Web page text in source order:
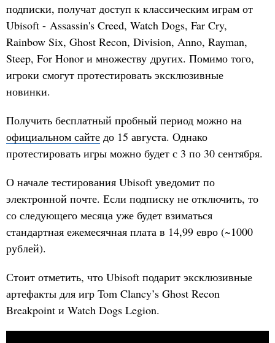
подписки, получат доступ к классическим играм от
Ubisoft - Assassin's Creed, Watch Dogs, Far Cry,
Rainbow Six, Ghost Recon, Division, Anno, Rayman,
Steep, For Honor и множеству других. Помимо того,
игроки смогут протестировать эксклюзивные
новинки.
Получить бесплатный пробный период можно на
официальном сайте до 15 августа. Однако
протестировать игры можно будет с 3 по 30 сентября.
О начале тестирования Ubisoft уведомит по
электронной почте. Если подписку не отключить, то
со следующего месяца уже будет взиматься
стандартная ежемесячная плата в 14,99 евро (~1000
рублей).
Стоит отметить, что Ubisoft подарит эксклюзивные
артефакты для игр Tom Clancy’s Ghost Recon
Breakpoint и Watch Dogs Legion.